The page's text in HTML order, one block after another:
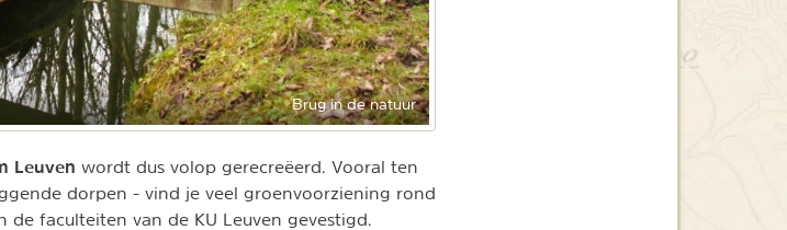
Brug in de natuur
Leuven wordt dus volop gerecreëerd. Vooral ten
dorpen - vind je veel groenvoorziening rond
de faculteiten van de KU Leuven gevestigd.